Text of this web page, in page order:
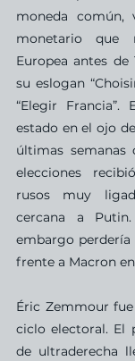
moneda común,
monetario
Europea antes
su eslogan
“Elegir
estado en el ojo
últimas semanas
elecciones
rusos muy
cercana a
embargo perdería
frente a Macron
Éric Zemmour
ciclo electoral. El
de ultraderecha